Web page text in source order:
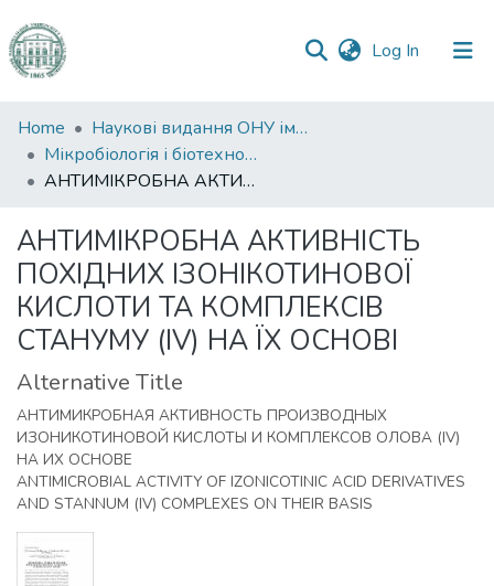
Log In (current)
Communities
&
Collections
Statistics
Home
Наукові видання ОНУ імені І. І. Мечникова
Мікробіологія і біотехнологія
АНТИМІКРОБНА АКТИВНІСТЬ ПОХІДНИХ ІЗОНІКОТИНОВОЇ КИСЛОТИ ТА КОМПЛЕКСІВ СТАНУМУ (IV) НА ЇХ ОСНОВІ
АНТИМІКРОБНА АКТИВНІСТЬ
ПОХІДНИХ ІЗОНІКОТИНОВОЇ
КИСЛОТИ ТА КОМПЛЕКСІВ
СТАНУМУ (IV) НА ЇХ ОСНОВІ
Alternative Title
АНТИМИКРОБНАЯ АКТИВНОСТЬ ПРОИЗВОДНЫХ
ИЗОНИКОТИНОВОЙ КИСЛОТЫ И КОМПЛЕКСОВ ОЛОВА (ІV)
НА ИХ ОСНОВЕ
ANTIMICROBIAL ACTIVITY OF IZONICOTINIC ACID DERIVATIVES
AND STANNUM (IV) COMPLEXES ON THEIR BASIS